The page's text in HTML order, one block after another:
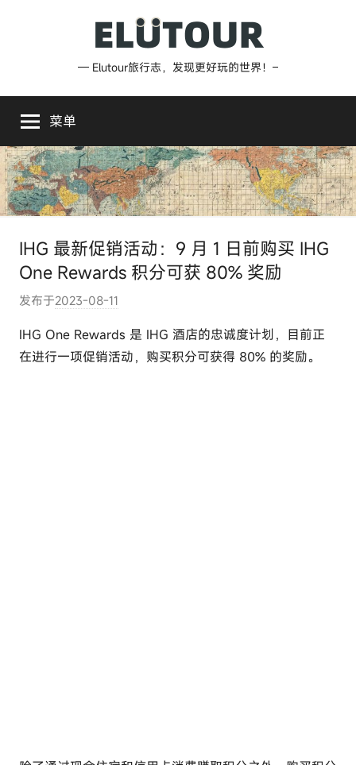
Elutour
旅
行
志
— Elutour旅行志，发现更好玩的世界！–
菜单
IHG 最新促销活动：9 月 1 日前购买 IHG
One Rewards 积分可获 80% 奖励
发布于2023-08-11
:
e
IHG One Rewards 是 IHG 酒店的忠​​诚度计划，目前正
在进行一项促销活动， 购买积分可获得 80% 的奖励。